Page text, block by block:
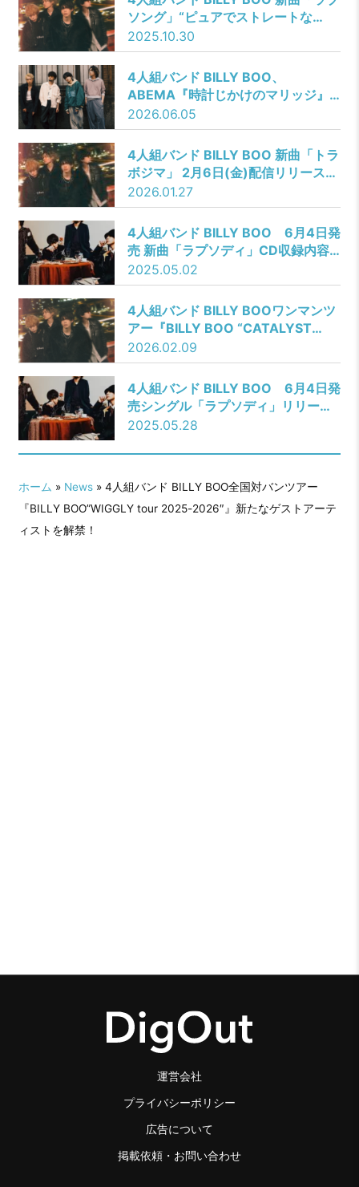
ソング」“ピュアでストレートな
愛”を表現したMusic Videoを公開！
2025.10.30
4人組バンド BILLY BOO、
ABEMA『時計じかけのマリッジ』
と挿入歌「Darling」のコラボMV公
開！
2026.06.05
4人組バンド BILLY BOO 新曲「トラ
ボジマ」 2月6日(金)配信リリース決
定！ジャケット写真、キャンペーン
情報を解禁！
2026.01.27
4人組バンド BILLY BOO 6月4日発
売 新曲「ラプソディ」CD収録内容
＆購入特典絵柄を解禁！
2025.05.02
4人組バンド BILLY BOOワンマンツ
アー『BILLY BOO “CATALYST
tour 2026″』開催を発表！新曲「ト
ラボジマ」MVを公開！
2026.02.09
4人組バンド BILLY BOO 6月4日発
売シングル「ラプソディ」リリース
記念！CDショップキャンペーン開催
2025.05.28
ホーム » News» 4人組バンド BILLY BOO全国対バンツアー
『BILLY BOO”WIGGLY tour 2025-2026″』新たなゲストアーテ
ィストを解禁！
運営会社
プライバシーポリシー
広告について
掲載依頼・お問い合わせ